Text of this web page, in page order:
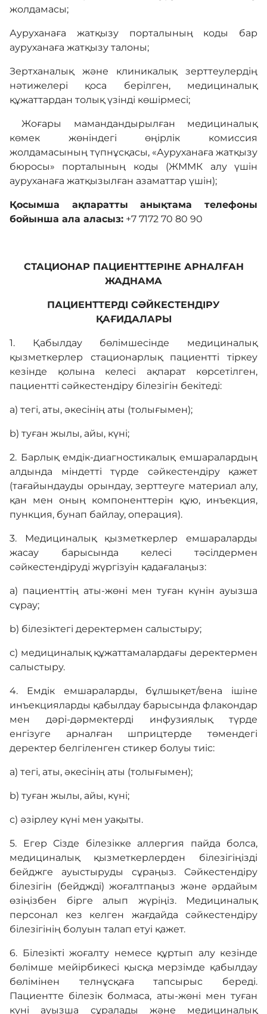
жолдамасы;
Ауруханаға жатқызу порталының коды бар
ауруханаға жатқызу талоны;
Зертханалық және клиникалық зерттеулердің
нәтижелері қоса берілген, медициналық
құжаттардан толық үзінді көшірмесі;
Жоғары мамандандырылған медициналық
көмек жөніндегі өңірлік комиссия
жолдамасының түпнұсқасы, «Ауруханаға жатқызу
бюросы» порталының коды (ЖММК алу үшін
ауруханаға жатқызылған азаматтар үшін);
Қосымша ақпаратты анықтама телефоны
бойынша ала аласыз: +7 7172 70 80 90
СТАЦИОНАР ПАЦИЕНТТЕРІНЕ АРНАЛҒАН
ЖАДНАМА
ПАЦИЕНТТЕРДІ СӘЙКЕСТЕНДІРУ
ҚАҒИДАЛАРЫ
1. Қабылдау бөлімшесінде медициналық
қызметкерлер стационарлық пациентті тіркеу
кезінде қолына келесі ақпарат көрсетілген,
пациентті сәйкестендіру білезігін бекітеді:
а) тегі, аты, әкесінің аты (толығымен);
b) туған жылы, айы, күні;
2. Барлық емдік-диагностикалық емшаралардың
алдында міндетті түрде сәйкестендіру қажет
(тағайындауды орындау, зерттеуге материал алу,
қан мен оның компоненттерін құю, инъекция,
пункция, бунап байлау, операция).
3. Медициналық қызметкерлер емшараларды
жасау барысында келесі тәсілдермен
сәйкестендіруді жүргізуін қадағалаңыз:
a) пациенттің аты-жөні мен туған күнін ауызша
сұрау;
b) білезіктегі деректермен салыстыру;
с) медициналық құжаттамалардағы деректермен
салыстыру.
4. Емдік емшараларды, бұлшықет/вена ішіне
инъекцияларды қабылдау барысында флакондар
мен дәрі-дәрмектерді инфузиялық түрде
енгізуге арналған шприцтерде төмендегі
деректер белгіленген стикер болуы тиіс:
а) тегі, аты, әкесінің аты (толығымен);
b) туған жылы, айы, күні;
с) әзірлеу күні мен уақыты.
5. Егер Сізде білезікке аллергия пайда болса,
медициналық қызметкерлерден білезігіңізді
бейджге ауыстыруды сұраңыз. Сәйкестендіру
білезігін (бейджді) жоғалтпаңыз және әрдайым
өзіңізбен бірге алып жүріңіз. Медициналық
персонал кез келген жағдайда сәйкестендіру
білезігінің болуын талап етуі қажет.
6. Білезікті жоғалту немесе құртып алу кезінде
бөлімше мейірбикесі қысқа мерзімде қабылдау
бөлімінен телнұсқаға тапсырыс береді.
Пациентте білезік болмаса, аты-жөні мен туған
күні ауызша сұралады және медициналық